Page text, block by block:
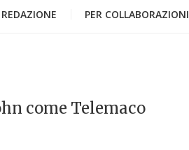
PER COLLABORAZIONI
come Telemaco